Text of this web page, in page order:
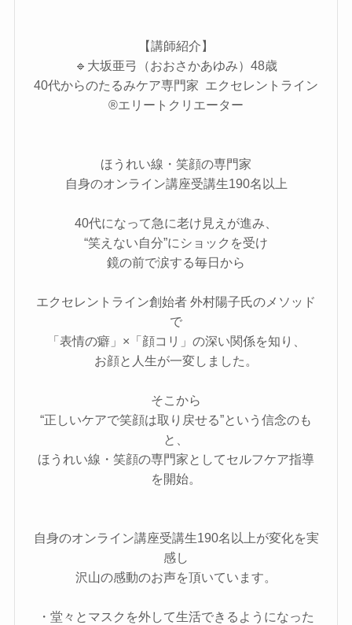
【講師紹介】
🔹大坂亜弓（おおさかあゆみ）48歳
40代からのたるみケア専門家 エクセレントライン
®エリートクリエーター
ほうれい線・笑顔の専門家
自身のオンライン講座受講生190名以上
40代になって急に老け見えが進み、
“笑えない自分”にショックを受け
鏡の前で涙する毎日から
エクセレントライン創始者 外村陽子氏のメソッド
で
「表情の癖」×「顔コリ」の深い関係を知り、
お顔と人生が一変しました。
そこから
“正しいケアで笑顔は取り戻せる”という信念のも
と、
ほうれい線・笑顔の専門家としてセルフケア指導
を開始。
自身のオンライン講座受講生190名以上が変化を実
感し
沢山の感動のお声を頂いています。
・堂々とマスクを外して生活できるようになった